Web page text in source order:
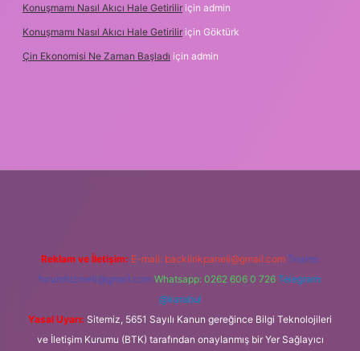
Konuşmamı Nasıl Akıcı Hale Getirilir için admin
Konuşmamı Nasıl Akıcı Hale Getirilir için Göktürk
Çin Ekonomisi Ne Zaman Başladı için admin
Reklam ve İletişim: E-mail: backlinkpaneli@gmail.com Teams:
forumhizmeti@gmail.com Whatsapp: 0262 606 0 726 Telegram:
@karabul
Yasal Uyarı: Sitemiz, 5651 Sayılı Kanun gereğince Bilgi Teknolojileri
ve İletişim Kurumu (BTK) tarafından onaylanmış bir Yer Sağlayıcı